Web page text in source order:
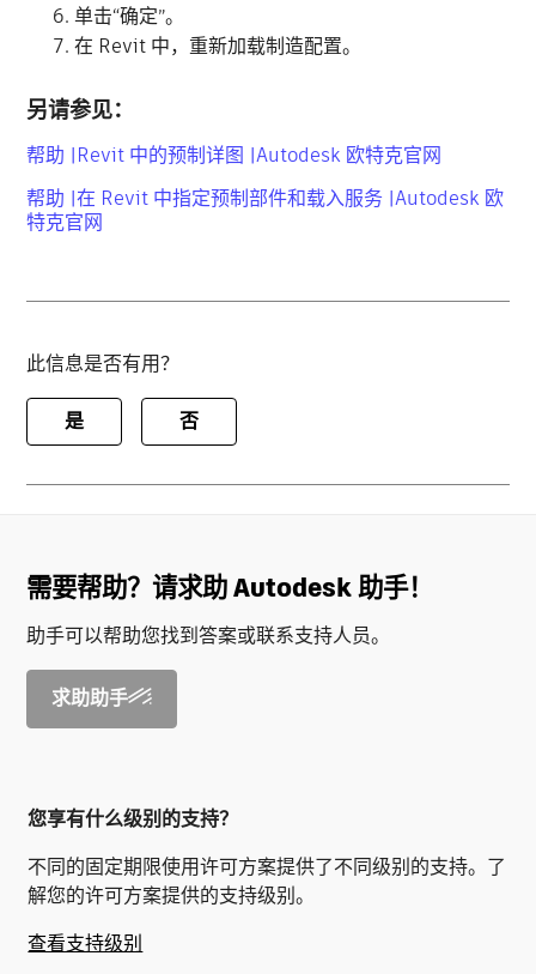
单击“确定”。
在 Revit 中，重新加载制造配置。
另请参见：
帮助 |Revit 中的预制详图 |Autodesk 欧特克官网
帮助 |在 Revit 中指定预制部件和载入服务 |Autodesk 欧
特克官网
此信息是否有用？
是 否
需要帮助？请求助 Autodesk 助手！
助手可以帮助您找到答案或联系支持人员。
求助助手
您享有什么级别的支持？
不同的固定期限使用许可方案提供了不同级别的支持。了
解您的许可方案提供的支持级别。
查看支持级别